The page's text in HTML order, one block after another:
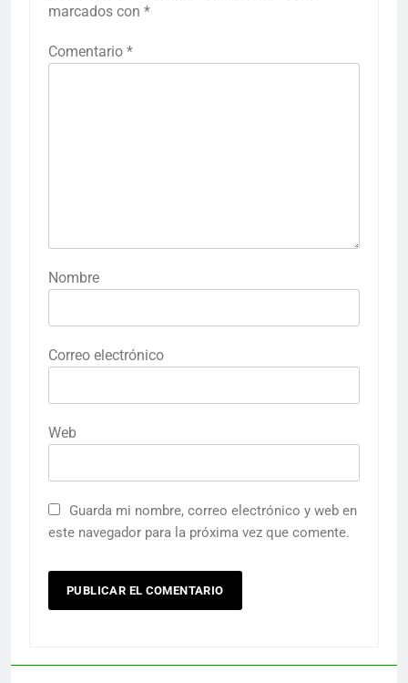
marcados con *
Comentario *
Nombre
Correo electrónico
Web
Guarda mi nombre, correo electrónico y web en
este navegador para la próxima vez que comente.